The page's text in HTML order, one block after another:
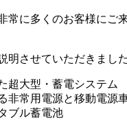
常に多くのお客様に
させていただきました
超大型・蓄電システム
非常用電源と移動電源
ブル蓄電池